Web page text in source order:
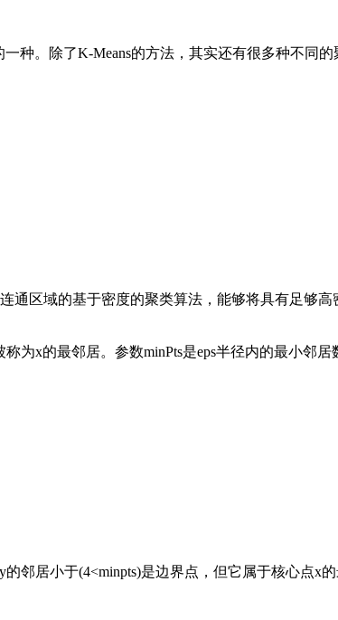
种。除了K-Means的方法，其实还有很多种不同
通区域的基于密度的聚类算法，能够将具有足够
为x的最邻居。参数minPts是eps半径内的最小邻居
邻居小于(4<minpts)是边界点，但它属于核心点x